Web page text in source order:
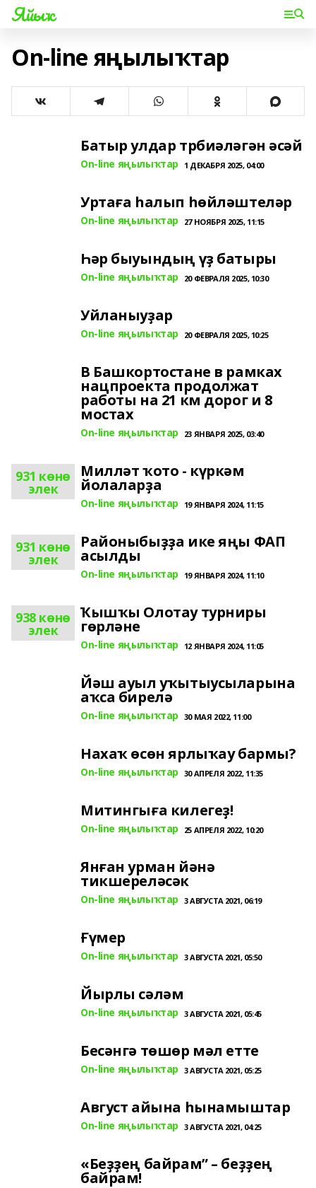
Яйыҡ
On-line яңылыҡтар
Батыр улдар трбиәләгән әсәй
On-line яңылыҡтар 1 ДЕКАБРЯ 2025, 04:00
Уртаға һалып һөйләштеләр
On-line яңылыҡтар 27 НОЯБРЯ 2025, 11:15
Һәр быуындың үҙ батыры
On-line яңылыҡтар 20 ФЕВРАЛЯ 2025, 10:30
Уйланыуҙар
On-line яңылыҡтар 20 ФЕВРАЛЯ 2025, 10:25
В Башкортостане в рамках
нацпроекта продолжат
работы на 21 км дорог и 8
мостах
On-line яңылыҡтар 23 ЯНВАРЯ 2025, 03:40
931 көнө
элек
Милләт ҡото - күркәм
йолаларҙа
On-line яңылыҡтар 19 ЯНВАРЯ 2024, 11:15
931 көнө
элек
Районыбыҙҙа ике яңы ФАП
асылды
On-line яңылыҡтар 19 ЯНВАРЯ 2024, 11:10
938 көнө
элек
Ҡышҡы Олотау турниры
гөрләне
On-line яңылыҡтар 12 ЯНВАРЯ 2024, 11:05
Йәш ауыл уҡытыусыларына
аҡса бирелә
On-line яңылыҡтар 30 МАЯ 2022, 11:00
Нахаҡ өсөн ярлыҡау бармы?
On-line яңылыҡтар 30 АПРЕЛЯ 2022, 11:35
Митингыға килегеҙ!
On-line яңылыҡтар 25 АПРЕЛЯ 2022, 10:20
Янған урман йәнә
тикшереләсәк
On-line яңылыҡтар 3 АВГУСТА 2021, 06:19
Ғүмер
On-line яңылыҡтар 3 АВГУСТА 2021, 05:50
Йырлы сәләм
On-line яңылыҡтар 3 АВГУСТА 2021, 05:45
Бесәнгә төшөр мәл етте
On-line яңылыҡтар 3 АВГУСТА 2021, 05:25
Август айына һынамыштар
On-line яңылыҡтар 3 АВГУСТА 2021, 04:25
«Беҙҙең байрам” – беҙҙең
байрам!